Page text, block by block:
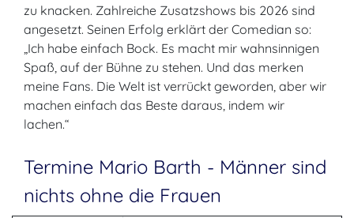
zu knacken. Zahlreiche Zusatzshows bis 2026 sind
angesetzt. Seinen Erfolg erklärt der Comedian so:
„Ich habe einfach Bock. Es macht mir wahnsinnigen
Spaß, auf der Bühne zu stehen. Und das merken
meine Fans. Die Welt ist verrückt geworden, aber wir
machen einfach das Beste daraus, indem wir
lachen.“
Termine Mario Barth - Männer sind
nichts ohne die Frauen